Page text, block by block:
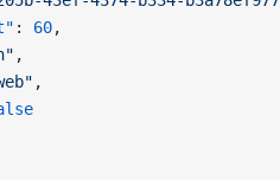
: 60,
,
,